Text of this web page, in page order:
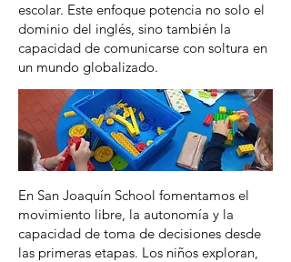
escolar. Este enfoque potencia no solo el
dominio del inglés, sino también la
capacidad de comunicarse con soltura en
un mundo globalizado.
En San Joaquín School fomentamos el
movimiento libre, la autonomía y la
capacidad de toma de decisiones desde
las primeras etapas. Los niños exploran,